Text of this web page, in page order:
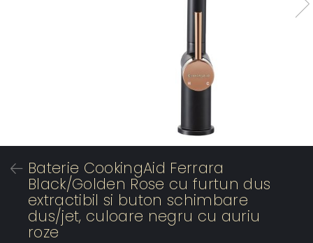
Baterie CookingAid Ferrara
Black/Golden Rose cu furtun dus
extractibil si buton schimbare
dus/jet, culoare negru cu auriu
roze